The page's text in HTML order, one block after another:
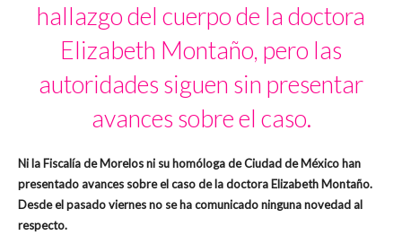
hallazgo del cuerpo de la doctora
Elizabeth Montaño, pero las
autoridades siguen sin presentar
avances sobre el caso.
Ni la Fiscalía de Morelos ni su homóloga de Ciudad de México han
presentado avances sobre el caso de la doctora Elizabeth Montaño.
Desde el pasado viernes no se ha comunicado ninguna novedad al
respecto.